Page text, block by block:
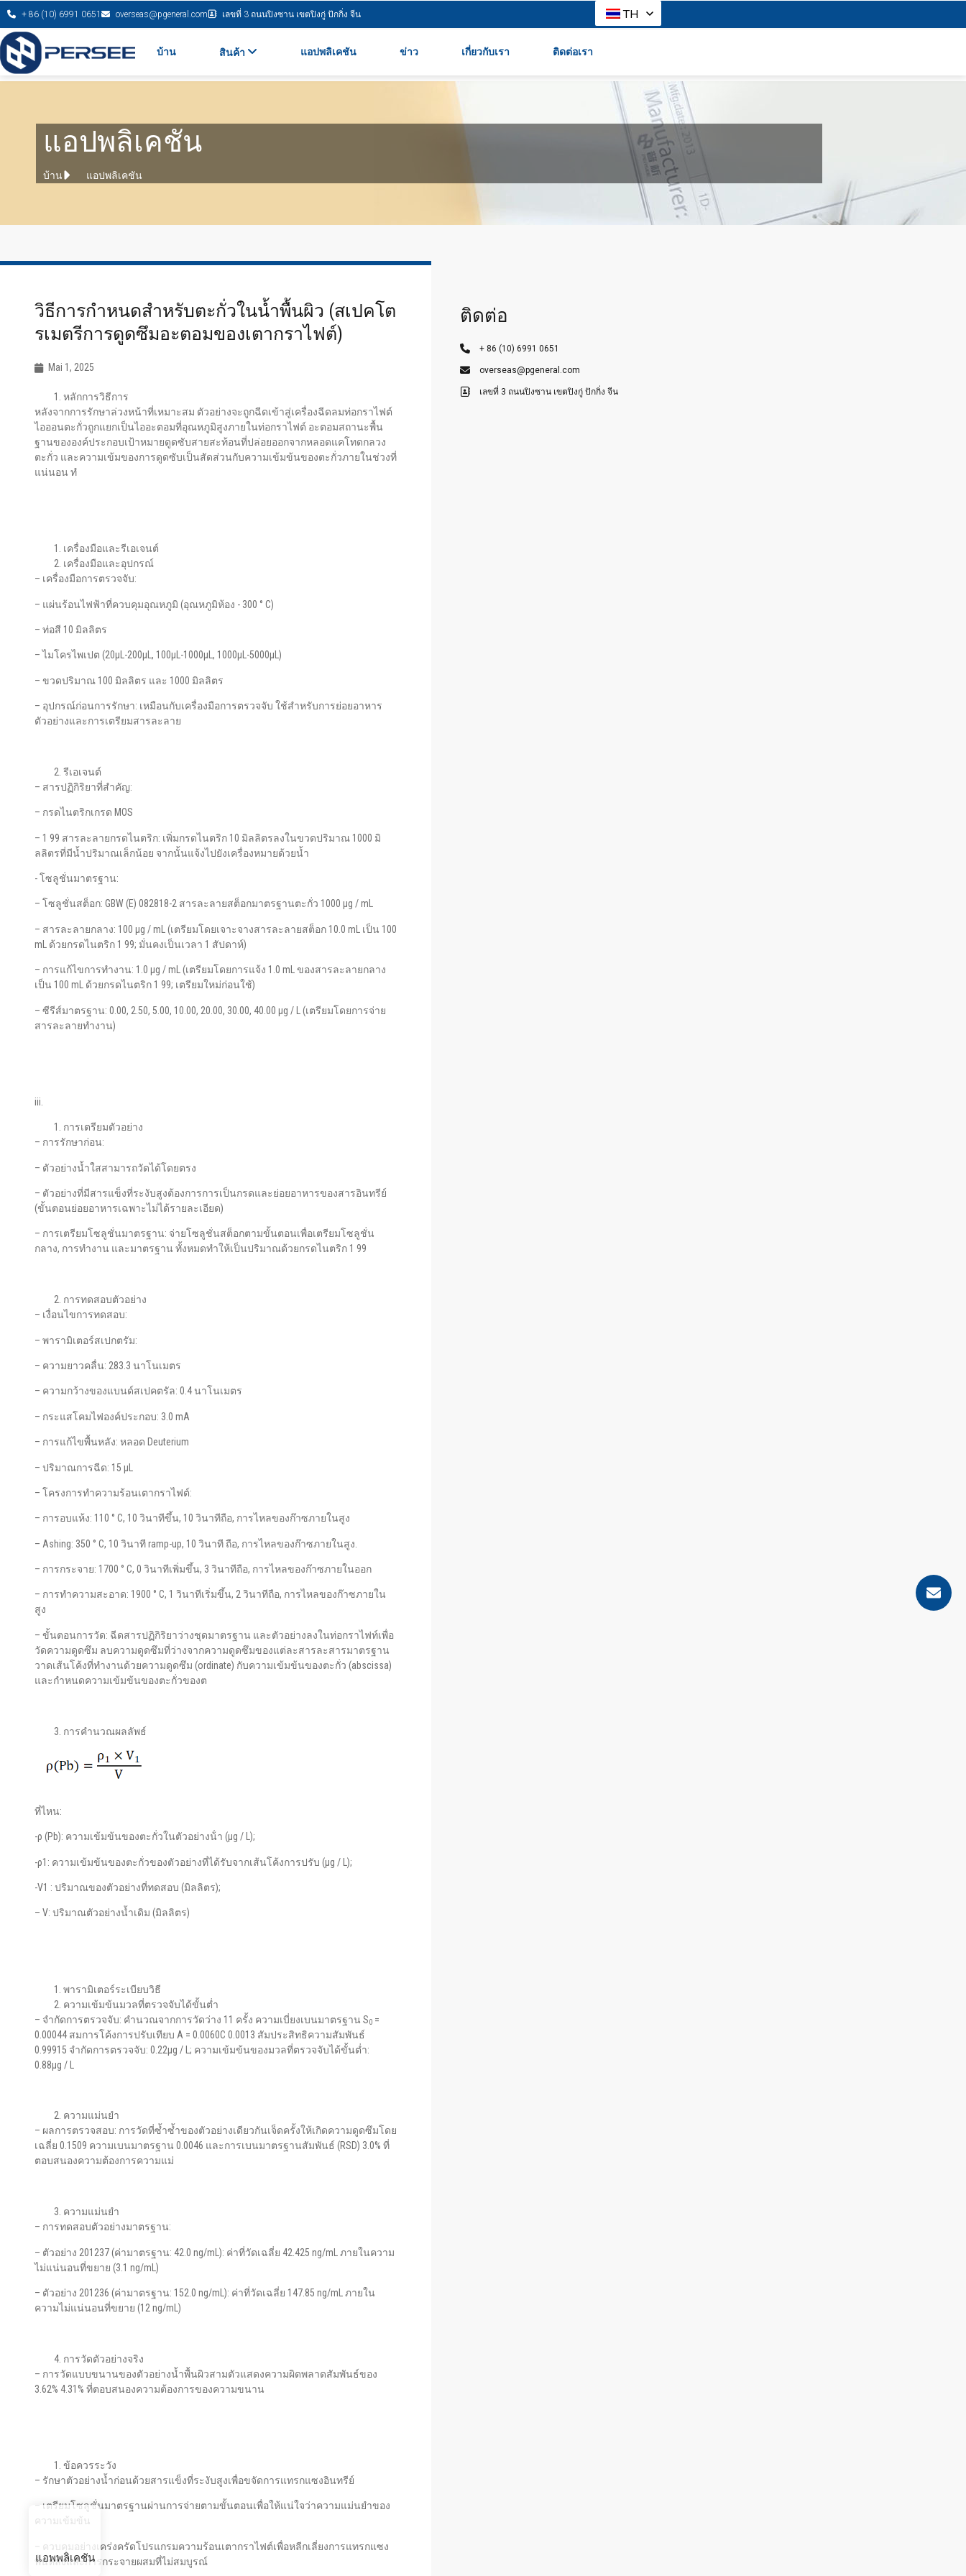
+ 86 (10) 6991 0651 overseas@pgeneral.com เลขที่ 3 ถนนปิงซาน เขตปิงกู่ ปักกิ่ง จีน TH
บ้าน สินค้า แอปพลิเคชัน ข่าว เกี่ยวกับเรา ติดต่อเรา
แอปพลิเคชัน
บ้าน แอปพลิเคชัน
วิธีการกําหนดสำหรับตะกั่วในน้ำพื้นผิว (สเปคโต
รเมตรีการดูดซึมอะตอมของเตากราไฟต์)
Mai 1, 2025
หลักการวิธีการ
หลังจากการรักษาล่วงหน้าที่เหมาะสม ตัวอย่างจะถูกฉีดเข้าสู่เครื่องฉีดลมท่อกราไฟต์
ไอออนตะกั่วถูกแยกเป็นไออะตอมที่อุณหภูมิสูงภายในท่อกราไฟต์ อะตอมสถานะพื้น
ฐานขององค์ประกอบเป้าหมายดูดซับสายสะท้อนที่ปล่อยออกจากหลอดแคโทดกลวง
ตะกั่ว และความเข้มของการดูดซับเป็นสัดส่วนกับความเข้มข้นของตะกั่วภายในช่วงที่
แน่นอน ทํ
เครื่องมือและรีเอเจนต์
เครื่องมือและอุปกรณ์
– เครื่องมือการตรวจจับ:
– แผ่นร้อนไฟฟ้าที่ควบคุมอุณหภูมิ (อุณหภูมิห้อง - 300 ° C)
– ท่อสี 10 มิลลิตร
– ไมโครไพเปต (20μL-200μL, 100μL-1000μL, 1000μL-5000μL)
– ขวดปริมาณ 100 มิลลิตร และ 1000 มิลลิตร
– อุปกรณ์ก่อนการรักษา: เหมือนกับเครื่องมือการตรวจจับ ใช้สำหรับการย่อยอาหาร
ตัวอย่างและการเตรียมสารละลาย
รีเอเจนต์
– สารปฏิกิริยาที่สำคัญ:
– กรดไนตริกเกรด MOS
– 1 99 สารละลายกรดไนตริก: เพิ่มกรดไนตริก 10 มิลลิตรลงในขวดปริมาณ 1000 มิ
ลลิตรที่มีน้ำปริมาณเล็กน้อย จากนั้นแจ้งไปยังเครื่องหมายด้วยน้ำ
- โซลูชั่นมาตรฐาน:
– โซลูชั่นสต็อก: GBW (E) 082818-2 สารละลายสต็อกมาตรฐานตะกั่ว 1000 μg / mL
– สารละลายกลาง: 100 μg / mL (เตรียมโดยเจาะจางสารละลายสต็อก 10.0 mL เป็น 100
mL ด้วยกรดไนตริก 1 99; มั่นคงเป็นเวลา 1 สัปดาห์)
– การแก้ไขการทำงาน: 1.0 μg / mL (เตรียมโดยการแจ้ง 1.0 mL ของสารละลายกลาง
เป็น 100 mL ด้วยกรดไนตริก 1 99; เตรียมใหม่ก่อนใช้)
– ซีรีส์มาตรฐาน: 0.00, 2.50, 5.00, 10.00, 20.00, 30.00, 40.00 μg / L (เตรียมโดยการจ่าย
สารละลายทํางาน)
iii.
การเตรียมตัวอย่าง
– การรักษาก่อน:
– ตัวอย่างน้ำใสสามารถวัดได้โดยตรง
– ตัวอย่างที่มีสารแข็งที่ระงับสูงต้องการการเป็นกรดและย่อยอาหารของสารอินทรีย์
(ขั้นตอนย่อยอาหารเฉพาะไม่ได้รายละเอียด)
– การเตรียมโซลูชั่นมาตรฐาน: จ่ายโซลูชั่นสต็อกตามขั้นตอนเพื่อเตรียมโซลูชั่น
กลาง, การทำงาน และมาตรฐาน ทั้งหมดทำให้เป็นปริมาณด้วยกรดไนตริก 1 99
การทดสอบตัวอย่าง
– เงื่อนไขการทดสอบ:
– พารามิเตอร์สเปกตรัม:
– ความยาวคลื่น: 283.3 นาโนเมตร
– ความกว้างของแบนด์สเปคตรัล: 0.4 นาโนเมตร
– กระแสโคมไฟองค์ประกอบ: 3.0 mA
– การแก้ไขพื้นหลัง: หลอด Deuterium
– ปริมาณการฉีด: 15 μL
– โครงการทำความร้อนเตากราไฟต์:
– การอบแห้ง: 110 ° C, 10 วินาทีขึ้น, 10 วินาทีถือ, การไหลของก๊าซภายในสูง
– Ashing: 350 ° C, 10 วินาที ramp-up, 10 วินาที ถือ, การไหลของก๊าซภายในสูง.
– การกระจาย: 1700 ° C, 0 วินาทีเพิ่มขึ้น, 3 วินาทีถือ, การไหลของก๊าซภายในออก
– การทำความสะอาด: 1900 ° C, 1 วินาทีเริ่มขึ้น, 2 วินาทีถือ, การไหลของก๊าซภายใน
สูง
– ขั้นตอนการวัด: ฉีดสารปฏิกิริยาว่างชุดมาตรฐาน และตัวอย่างลงในท่อกราไฟท์เพื่อ
วัดความดูดซึม ลบความดูดซึมที่ว่างจากความดูดซึมของแต่ละสารละสารมาตรฐาน
วาดเส้นโค้งที่ทำงานด้วยความดูดซึม (ordinate) กับความเข้มข้นของตะกั่ว (abscissa)
และกําหนดความเข้มข้นของตะกั่วของต
การคำนวณผลลัพธ์
ที่ไหน:
-ρ (Pb): ความเข้มข้นของตะกั่วในตัวอย่างน้ํา (μg / L);
-ρ1: ความเข้มข้นของตะกั่วของตัวอย่างที่ได้รับจากเส้นโค้งการปรับ (μg / L);
-V1 : ปริมาณของตัวอย่างที่ทดสอบ (มิลลิตร);
– V: ปริมาณตัวอย่างน้ำเดิม (มิลลิตร)
พารามิเตอร์ระเบียบวิธี
ความเข้มข้นมวลที่ตรวจจับได้ขั้นต่ำ
– จํากัดการตรวจจับ: คำนวณจากการวัดว่าง 11 ครั้ง ความเบี่ยงเบนมาตรฐาน S0 =
0.00044 สมการโค้งการปรับเทียบ A = 0.0060C 0.0013 สัมประสิทธิความสัมพันธ์
0.99915 จำกัดการตรวจจับ: 0.22μg / L; ความเข้มข้นของมวลที่ตรวจจับได้ขั้นต่ำ:
0.88μg / L
ความแม่นยำ
– ผลการตรวจสอบ: การวัดที่ซ้ำซ้ำของตัวอย่างเดียวกันเจ็ดครั้งให้เกิดความดูดซึมโดย
เฉลี่ย 0.1509 ความเบนมาตรฐาน 0.0046 และการเบนมาตรฐานสัมพันธ์ (RSD) 3.0% ที่
ตอบสนองความต้องการความแม่
ความแม่นยำ
– การทดสอบตัวอย่างมาตรฐาน:
– ตัวอย่าง 201237 (ค่ามาตรฐาน: 42.0 ng/mL): ค่าที่วัดเฉลี่ย 42.425 ng/mL ภายในความ
ไม่แน่นอนที่ขยาย (3.1 ng/mL)
– ตัวอย่าง 201236 (ค่ามาตรฐาน: 152.0 ng/mL): ค่าที่วัดเฉลี่ย 147.85 ng/mL ภายใน
ความไม่แน่นอนที่ขยาย (12 ng/mL)
การวัดตัวอย่างจริง
– การวัดแบบขนานของตัวอย่างน้ำพื้นผิวสามตัวแสดงความผิดพลาดสัมพันธ์ของ
3.62% 4.31% ที่ตอบสนองความต้องการของความขนาน
ข้อควรระวัง
– รักษาตัวอย่างน้ำก่อนด้วยสารแข็งที่ระงับสูงเพื่อขจัดการแทรกแซงอินทรีย์
– เตรียมโซลูชั่นมาตรฐานผ่านการจ่ายตามขั้นตอนเพื่อให้แน่ใจว่าความแม่นยำของ
ความเข้มข้น
– ควบคุมอย่างเคร่งครัดโปรแกรมความร้อนเตากราไฟต์เพื่อหลีกเลี่ยงการแทรกแซง
พื้นหลังและการกระจายผสมที่ไม่สมบูรณ์
ติดต่อ
+ 86 (10) 6991 0651
overseas@pgeneral.com
เลขที่ 3 ถนนปิงซาน เขตปิงกู่ ปักกิ่ง จีน
แอพพลิเคชัน